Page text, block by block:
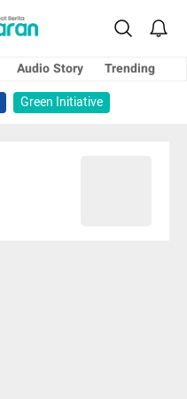
Audio Story
Trending
Green Initiative